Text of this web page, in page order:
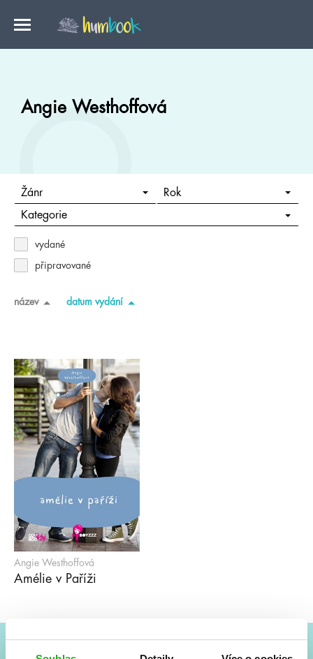
Angie Westhoffová
Žánr Rok
Kategorie
vydané
připravované
název datum vydání
Angie Westhoffová
Amélie v Paříži